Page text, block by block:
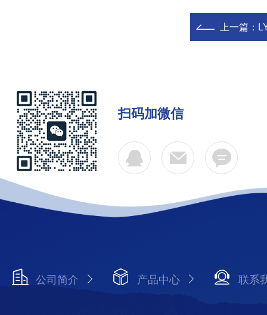
上一篇：
扫码加微信
公司简介 产品中心 联系